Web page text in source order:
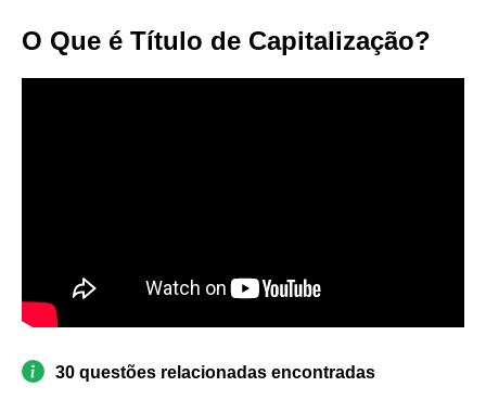
O Que é Título de Capitalização?
30 questões relacionadas encontradas